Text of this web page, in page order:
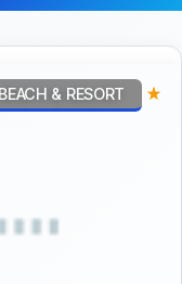
& RESORT star_rate
star_rate
star_rate